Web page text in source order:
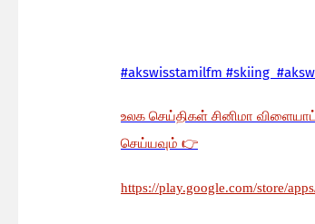
#akswisstamilfm #skiing
உலக செய்திகள் சினிமா
செய்யவும் 👉
https://play.google.com/store/